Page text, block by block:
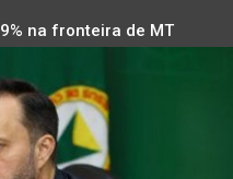
na fronteira de MT